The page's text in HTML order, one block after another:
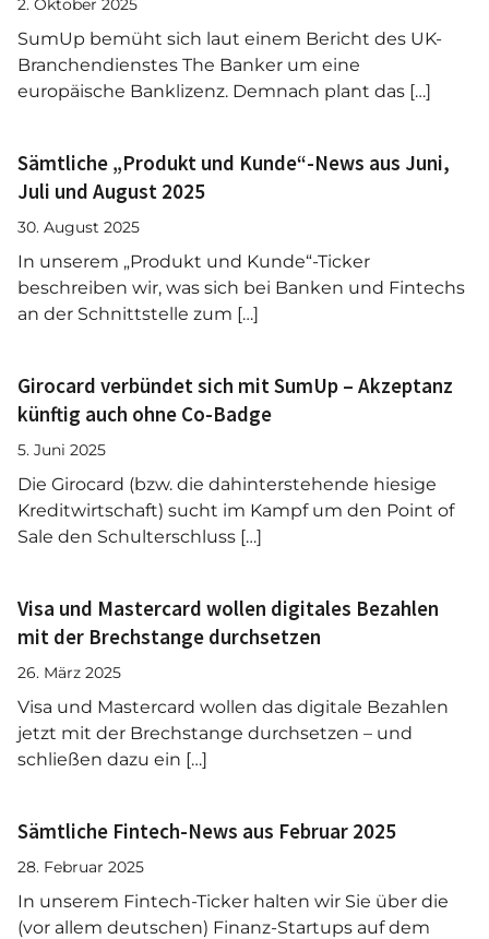
2. Oktober 2025
SumUp bemüht sich laut einem Bericht des UK-
Branchendienstes The Banker um eine
europäische Banklizenz. Demnach plant das […]
Sämtliche „Produkt und Kunde“-News aus Juni,
Juli und August 2025
30. August 2025
In unserem „Produkt und Kunde“-Ticker
beschreiben wir, was sich bei Banken und Fintechs
an der Schnittstelle zum […]
Girocard verbündet sich mit SumUp – Akzeptanz
künftig auch ohne Co-Badge
5. Juni 2025
Die Girocard (bzw. die dahinterstehende hiesige
Kreditwirtschaft) sucht im Kampf um den Point of
Sale den Schulterschluss […]
Visa und Mastercard wollen digitales Bezahlen
mit der Brechstange durchsetzen
26. März 2025
Visa und Mastercard wollen das digitale Bezahlen
jetzt mit der Brechstange durchsetzen – und
schließen dazu ein […]
Sämtliche Fintech-News aus Februar 2025
28. Februar 2025
In unserem Fintech-Ticker halten wir Sie über die
(vor allem deutschen) Finanz-Startups auf dem